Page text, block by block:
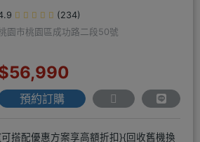
(234)
園市桃園區成功路二段50號
預約訂購
搭配優惠方案享高額折扣}{回收舊機換